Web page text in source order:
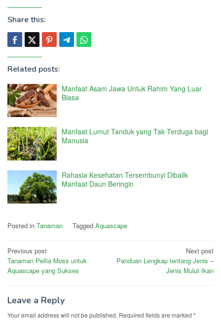
Share this:
Related posts:
Manfaat Asam Jawa Untuk Rahim Yang Luar
Biasa
Manfaat Lumut Tanduk yang Tak Terduga bagi
Manusia
Rahasia Kesehatan Tersembunyi Dibalik
Manfaat Daun Beringin
Posted in Tanaman Tagged Aquascape
Post
navigation
Previous post
Tanaman Pellia Moss untuk
Aquascape yang Sukses
Next post
Panduan Lengkap tentang Jenis –
Jenis Mulut Ikan
Leave a Reply
Your email address will not be published. Required fields are marked *